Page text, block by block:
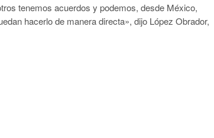
tenemos acuerdos y podemos, desde México,
hacerlo de manera directa», dijo López Obrador,